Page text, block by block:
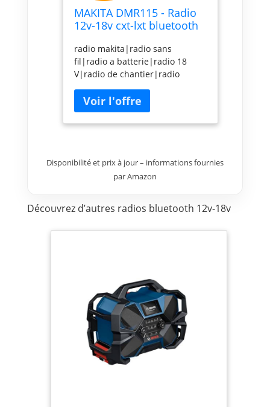
MAKITA DMR115 - Radio
12v-18v cxt-lxt bluetooth
radio makita|radio sans
fil|radio a batterie|radio 18
V|radio de chantier|radio
pas cher|radio robuste|achat
radio makita|DMR115|RAdio
DAB|Radio numérique|DAB
Disponibilité et prix à jour – informations fournies
par Amazon
Découvrez d’autres radios bluetooth 12v-18v